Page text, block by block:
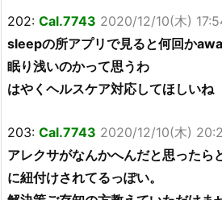
202: Cal.7743 2020/12/10(木)
sleepの所アプリで見ると何回か
眠り浅いのかって思うわ
はやくヘルスケア対応してほしいね
203: Cal.7743 2020/12/10(木)
アレクサがなんかへんだと思った
に紐付けされてるっぽい。